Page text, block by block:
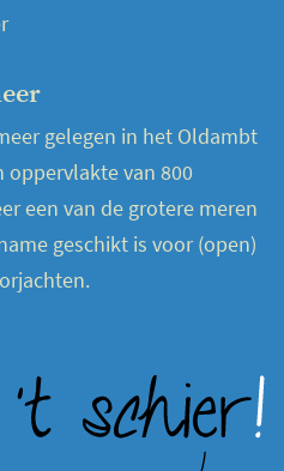
gelegen in het Oldambt
oppervlakte van 800
een van de grotere meren
geschikt is voor (open)